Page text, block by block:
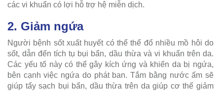
các vi khuẩn có lợi hỗ trợ hệ miễn dịch.
2. Giảm ngứa
Người bệnh sốt xuất huyết có thể thể đổ nhiều mồ hôi do
sốt, dẫn đến tích tụ bụi bẩn, dầu thừa và vi khuẩn trên da.
Các yếu tố này có thể gây kích ứng và khiến da bị ngứa,
bên cạnh việc ngứa do phát ban. Tắm bằng nước ấm sẽ
giúp tẩy sạch bụi bẩn, dầu thừa trên da giúp cơ thể giảm